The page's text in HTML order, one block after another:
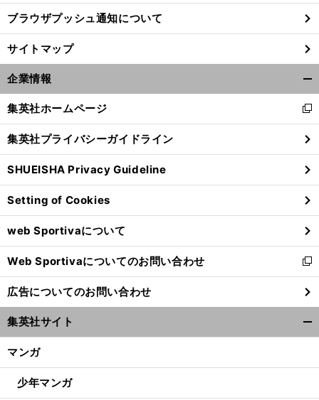
ブラウザプッシュ通知について
サイトマップ
企業情報
閉
る
集英社ホームページ
新
し
い
ウ
ィ
ン
ド
ウ
で
開
く
集英社プライバシーガイドライン
SHUEISHA Privacy Guideline
Setting of Cookies
web Sportivaについて
Web Sportivaについてのお問い合わせ
新
し
い
ウ
ィ
ン
ウ
広告についてのお問い合わせ
集英社サイト
マンガ
少年マンガ